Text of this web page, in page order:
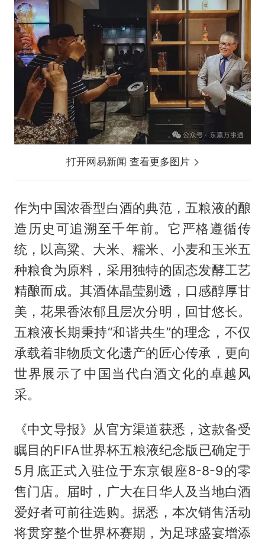
打开网易新闻 查看更多图片
作为中国浓香型白酒的典范，五粮液的酿
造历史可追溯至千年前。它严格遵循传
统，以高粱、大米、糯米、小麦和玉米五
种粮食为原料，采用独特的固态发酵工艺
精酿而成。其酒体晶莹剔透，口感醇厚甘
美，花果香浓郁且层次分明，回甘悠长。
五粮液长期秉持“和谐共生”的理念，不仅
承载着非物质文化遗产的匠心传承，更向
世界展示了中国当代白酒文化的卓越风
采。
《中文导报》从官方渠道获悉，这款备受
瞩目的FIFA世界杯五粮液纪念版已确定于
5月底正式入驻位于东京银座8-8-9的零
售门店。届时，广大在日华人及当地白酒
爱好者可前往选购。据悉，本次销售活动
将贯穿整个世界杯赛期，为足球盛宴增添